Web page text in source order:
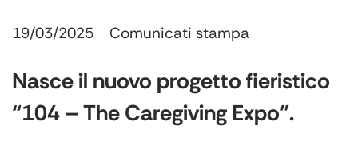
19/03/2025 Comunicati stampa
Nasce il nuovo progetto fieristico
“104 – The Caregiving Expo”.